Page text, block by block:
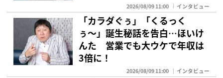
2026/08/09 11:00 インタビュー
「カラダぐぅ」「くるっく
ぅ〜」誕生秘話を告白…ほいけ
んた 営業でも大ウケで年収は
3倍に！
2026/08/09 11:00 インタビュー